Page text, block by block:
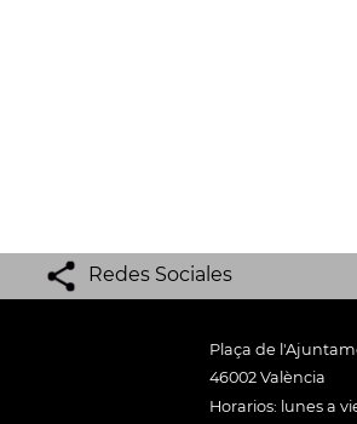
Redes Sociales
Plaça de
46002 València
Horarios: lunes a